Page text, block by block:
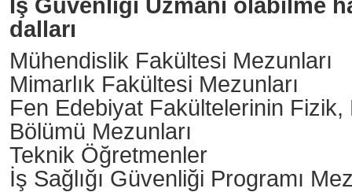
İş Güvenliği Uzmanı olabilme
dalları
Mühendislik Fakültesi Mezunları
Mimarlık Fakültesi Mezunları
Fen Edebiyat Fakültelerinin Fizik,
Bölümü Mezunları
Teknik Öğretmenler
İş Sağlığı Güvenliği Programı